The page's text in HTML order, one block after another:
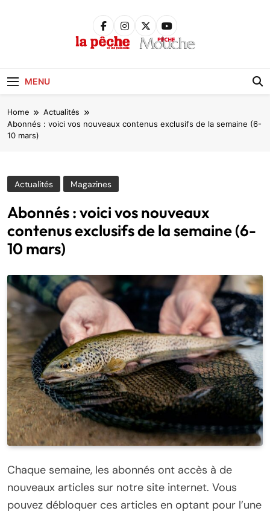
MENU
Home Actualités
Abonnés : voici vos nouveaux contenus exclusifs de la semaine (6-
10 mars)
Actualités Magazines
Abonnés : voici vos nouveaux
contenus exclusifs de la semaine (6-
10 mars)
Chaque semaine, les abonnés ont accès à de
nouveaux articles sur notre site internet. Vous
pouvez débloquer ces articles en optant pour l’une